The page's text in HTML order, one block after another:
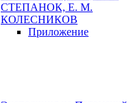
СТЕПАНОК, Е. М.
КОЛЕСНИКОВ
Приложение